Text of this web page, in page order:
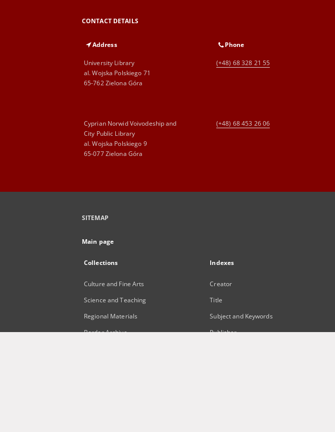
CONTACT DETAILS
Address
University Library
al. Wojska Polskiego 71
65-762 Zielona Góra
Phone
(+48) 68 328 21 55
Cyprian Norwid Voivodeship and
City Public Library
al. Wojska Polskiego 9
65-077 Zielona Góra
(+48) 68 453 26 06
SITEMAP
Main page
Collections
Culture and Fine Arts
Science and Teaching
Regional Materials
Border Archive
Indexes
Creator
Title
Subject and Keywords
Publisher